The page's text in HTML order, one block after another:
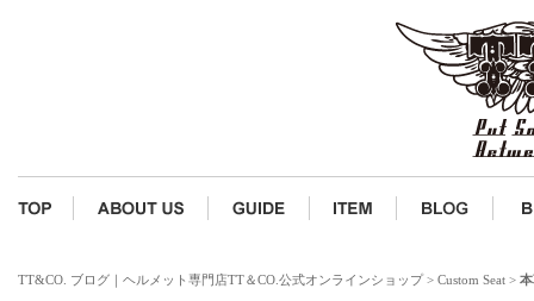
TT&CO. ブログ｜ヘルメット専門店TT＆CO.公式オンラインショップ> Custom Seat >